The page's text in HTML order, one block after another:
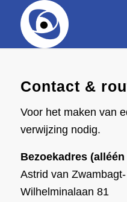
Contact &
Voor het maken van
verwijzing nodig.
Bezoekadres
Astrid van
Wilhelminalaan 81